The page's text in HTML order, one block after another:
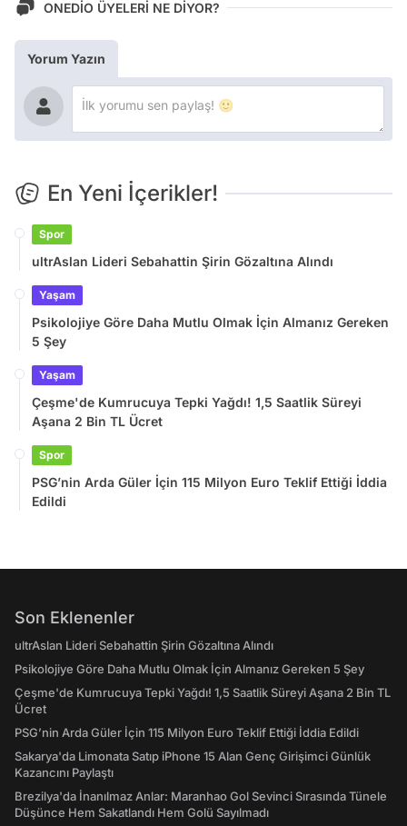
ONEDİO ÜYELERİ NE DİYOR?
Yorum Yazın
En Yeni İçerikler!
Spor
ultrAslan Lideri Sebahattin Şirin Gözaltına Alındı
Yaşam
Psikolojiye Göre Daha Mutlu Olmak İçin Almanız Gereken
5 Şey
Yaşam
Çeşme'de Kumrucuya Tepki Yağdı! 1,5 Saatlik Süreyi
Aşana 2 Bin TL Ücret
Spor
PSG’nin Arda Güler İçin 115 Milyon Euro Teklif Ettiği İddia
Edildi
Son Eklenenler
ultrAslan Lideri Sebahattin Şirin Gözaltına Alındı
Psikolojiye Göre Daha Mutlu Olmak İçin Almanız Gereken 5 Şey
Çeşme'de Kumrucuya Tepki Yağdı! 1,5 Saatlik Süreyi Aşana 2 Bin TL
Ücret
PSG’nin Arda Güler İçin 115 Milyon Euro Teklif Ettiği İddia Edildi
Sakarya'da Limonata Satıp iPhone 15 Alan Genç Girişimci Günlük
Kazancını Paylaştı
Brezilya'da İnanılmaz Anlar: Maranhao Gol Sevinci Sırasında Tünele
Düşünce Hem Sakatlandı Hem Golü Sayılmadı